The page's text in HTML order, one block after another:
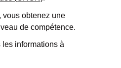
vous obtenez une
de compétence.
informations à